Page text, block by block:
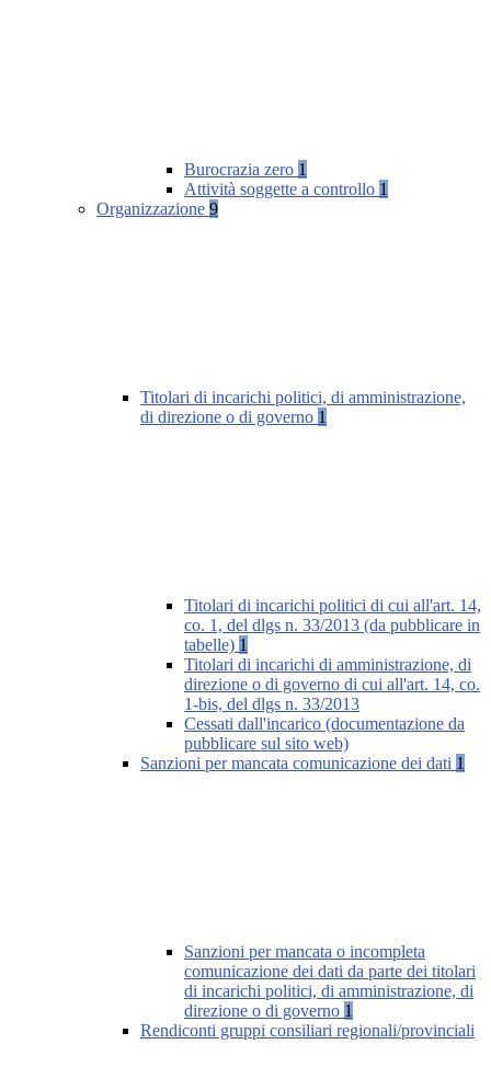
Burocrazia zero 1
Attività soggette a controllo 1
Organizzazione 9
Titolari di incarichi politici, di amministrazione,
di direzione o di governo 1
Titolari di incarichi politici di cui all'art. 14,
co. 1, del dlgs n. 33/2013 (da pubblicare in
tabelle) 1
Titolari di incarichi di amministrazione, di
direzione o di governo di cui all'art. 14, co.
1-bis, del dlgs n. 33/2013
Cessati dall'incarico (documentazione da
pubblicare sul sito web)
Sanzioni per mancata comunicazione dei dati 1
Sanzioni per mancata o incompleta
comunicazione dei dati da parte dei titolari
di incarichi politici, di amministrazione, di
direzione o di governo 1
Rendiconti gruppi consiliari regionali/provinciali